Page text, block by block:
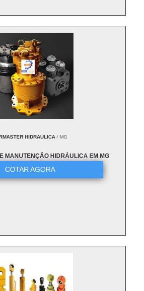
HIDRAULICA / MG
MANUTENÇÃO HIDRÁULICA EM MG
COTAR AGORA